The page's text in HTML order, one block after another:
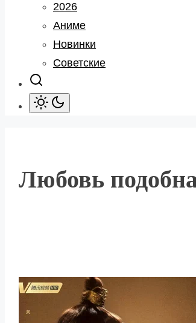
2026
Аниме
Новинки
Советские
Любовь